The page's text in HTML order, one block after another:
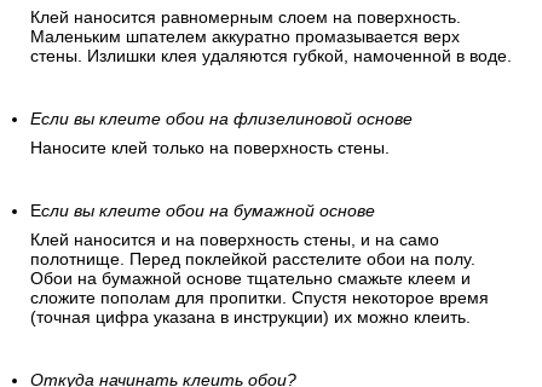
Клей наносится равномерным слоем на поверхность.
Маленьким шпателем аккуратно промазывается верх
стены. Излишки клея удаляются губкой, намоченной в воде.
Если вы клеите обои на флизелиновой основе
Наносите клей только на поверхность стены.
Если вы клеите обои на бумажной основе
Клей наносится и на поверхность стены, и на само
полотнище. Перед поклейкой расстелите обои на полу.
Обои на бумажной основе тщательно смажьте клеем и
сложите пополам для пропитки. Спустя некоторое время
(точная цифра указана в инструкции) их можно клеить.
Откуда начинать клеить обои?